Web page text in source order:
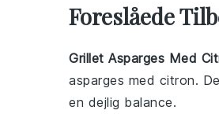
Foreslåede
Grillet Asparges Med
asparges med citron.
en dejlig balance.